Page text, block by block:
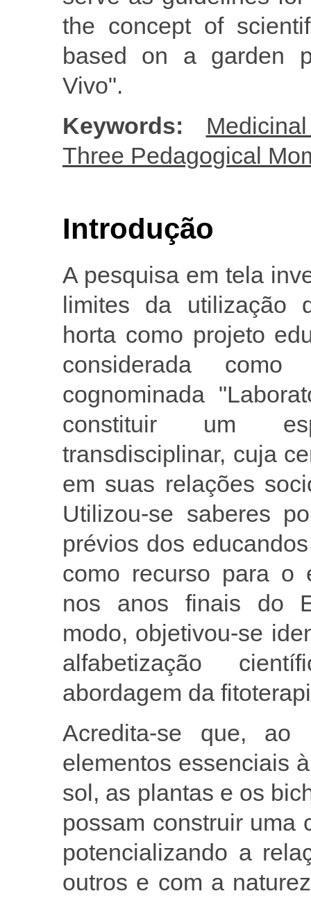
the concept of
based on a garden
Vivo".
Keywords:
Three Pedagogical
Introdução
A pesquisa em tela
limites da utilização
horta como projeto
considerada
cognominada
constituir um
transdisciplinar, cuja
em suas relações
Utilizou-se saberes
prévios dos
como recurso para o
nos anos finais do
modo, objetivou-se
alfabetização
abordagem da
Acredita-se que,
elementos essenciais
sol, as plantas e os
possam construir uma
potencializando a
outros e com a